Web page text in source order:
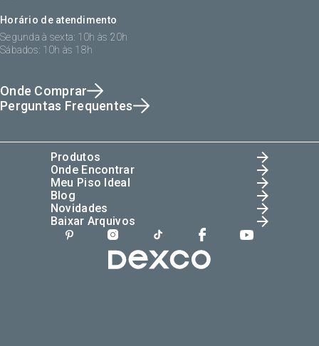
Horário de atendimento
Segunda à sexta: 10h às 20h
Sábados: 10h às 18h
Onde Comprar
Perguntas Frequentes
Produtos
Onde Encontrar
Meu Piso Ideal
Blog
Novidades
Baixar Arquivos